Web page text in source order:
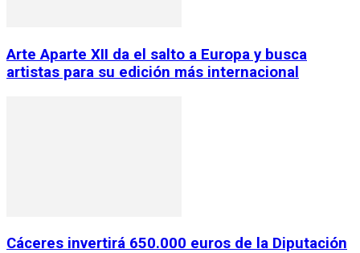
Arte Aparte XII da el salto a Europa y busca
artistas para su edición más internacional
Cáceres invertirá 650.000 euros de la Diputación